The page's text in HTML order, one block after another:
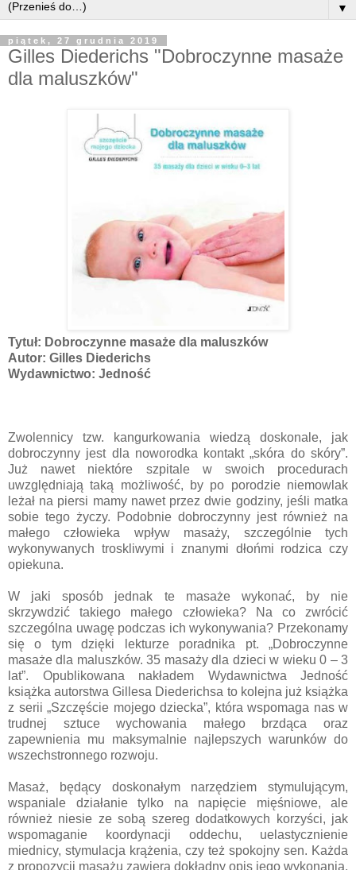
▼
piątek, 27 grudnia 2019
Gilles Diederichs "Dobroczynne masaże
dla maluszków"
Tytuł: Dobroczynne masaże dla maluszków
Autor: Gilles Diederichs
Wydawnictwo: Jedność
Zwolennicy tzw. kangurkowania wiedzą doskonale, jak
dobroczynny jest dla noworodka kontakt „skóra do skóry”.
Już nawet niektóre szpitale w swoich procedurach
uwzględniają taką możliwość, by po porodzie niemowlak
leżał na piersi mamy nawet przez dwie godziny, jeśli matka
sobie tego życzy. Podobnie dobroczynny jest również na
małego człowieka wpływ masaży, szczególnie tych
wykonywanych troskliwymi i znanymi dłońmi rodzica czy
opiekuna.
W jaki sposób jednak te masaże wykonać, by nie
skrzywdzić takiego małego człowieka? Na co zwrócić
szczególna uwagę podczas ich wykonywania? Przekonamy
się o tym dzięki lekturze poradnika pt. „Dobroczynne
masaże dla maluszków. 35 masaży dla dzieci w wieku 0 – 3
lat”. Opublikowana nakładem Wydawnictwa Jedność
książka autorstwa Gillesa Diederichsa to kolejna już książka
z serii „Szczęście mojego dziecka”, która wspomaga nas w
trudnej sztuce wychowania małego brzdąca oraz
zapewnienia mu maksymalnie najlepszych warunków do
wszechstronnego rozwoju.
Masaż, będący doskonałym narzędziem stymulującym,
wspaniale działanie tylko na napięcie mięśniowe, ale
również niesie ze sobą szereg dodatkowych korzyści, jak
wspomaganie koordynacji oddechu, uelastycznienie
miednicy, stymulacja krążenia, czy też spokojny sen. Każda
z propozycji masażu zawiera dokładny opis jego wykonania,